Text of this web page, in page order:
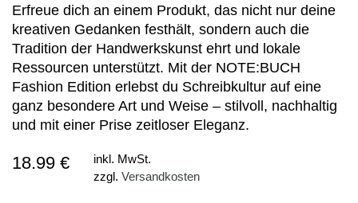
Erfreue dich an einem Produkt, das nicht nur deine
kreativen Gedanken festhält, sondern auch die
Tradition der Handwerkskunst ehrt und lokale
Ressourcen unterstützt. Mit der NOTE:BUCH
Fashion Edition erlebst du Schreibkultur auf eine
ganz besondere Art und Weise – stilvoll, nachhaltig
und mit einer Prise zeitloser Eleganz.
18.99 €
inkl. MwSt.
zzgl. Versandkosten